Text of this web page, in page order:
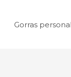
Gorras